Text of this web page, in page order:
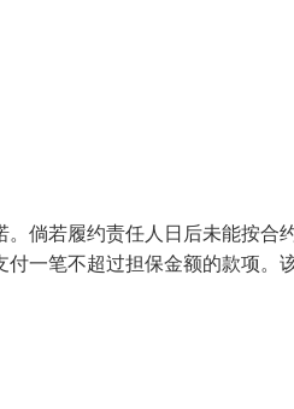
倘若履约责任人日后未能按合
一笔不超过担保金额的款项。